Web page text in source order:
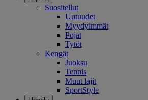
Suositellut
Uutuudet
Myydyimmät
Pojat
Tytöt
Kengät
Juoksu
Tennis
Muut lajit
SportStyle